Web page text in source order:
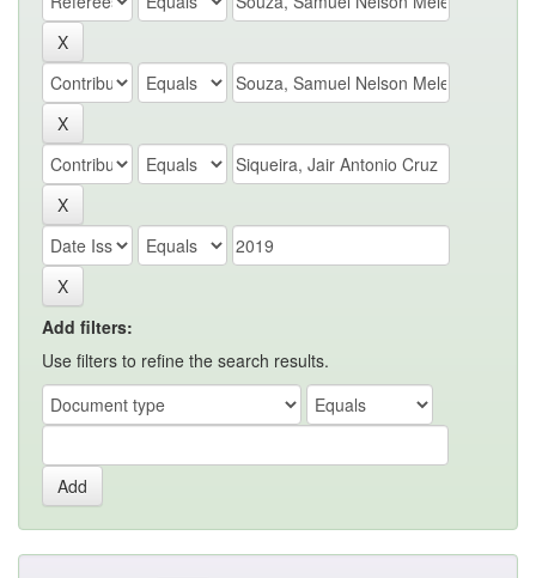
Add filters:
Use filters to refine the search results.